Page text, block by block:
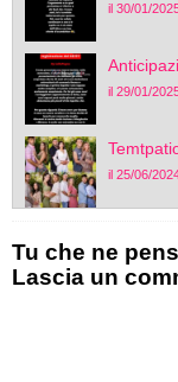
il 30/01/
il 29/01/
il 25/06/
Tu che ne
Lascia un